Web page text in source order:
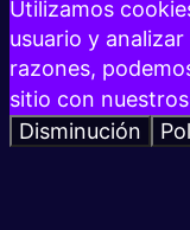
Utilizamos
usuario y
razones,
sitio con
Disminución